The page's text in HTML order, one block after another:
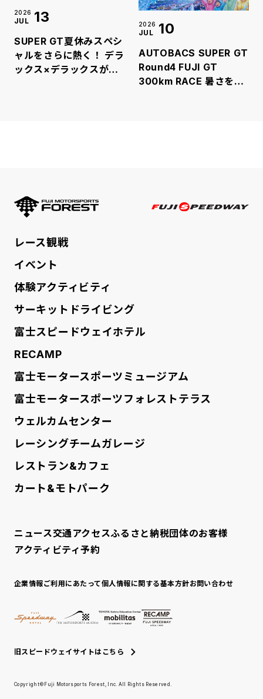
SUPER GT夏休みスペシ
ャルをさらに熱く！ デラ
ックス×デラックスが富
2026
JUL 13
AUTOBACS SUPER GT
Round4 FUJI GT
300km RACE 暑さをエ
2026
JUL 10
FUJI MOTORSPORTS
FUJI
レース観戦
イベント
体験アクティビティ
サーキットドライビング
富士スピードウェイホテル
RECAMP
富士モータースポーツミュージアム
富士モータースポーツフォレストテラス
ウェルカムセンター
レーシングチームガレージ
レストラン&カフェ
カート&モトパーク
ニュース交通アクセスふるさと納税団体のお客様
アクティビティ予約
企業情報ご利用にあたって個人情報に関する基本方針お問い合わせ
旧スピードウェイサイトはこちら
Copyright©Fuji Motorsports Forest, Inc. All Rights Reserved.